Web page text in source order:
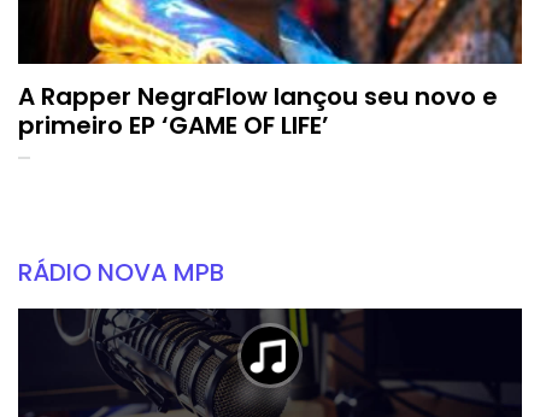
A Rapper NegraFlow lançou seu novo e
primeiro EP ‘GAME OF LIFE’
RÁDIO NOVA MPB